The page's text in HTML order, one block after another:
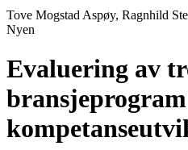
Tove Mogstad Aspøy, Ragnhild
Nyen
Evaluering av